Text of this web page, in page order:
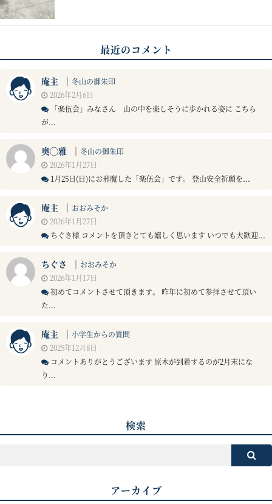
最近のコメント
庵主 ｜ 冬山の御朱印
2026年2月6日
「楽伍会」みなさん 山の中を楽しそうに歩かれる姿に こちら
が...
奥◯雅 ｜ 冬山の御朱印
2026年1月27日
1月25日(日)にお邪魔した「楽伍会」です。 登山安全祈願を...
庵主 ｜ おおみそか
2026年1月27日
ちぐさ様 コメントを頂きとても嬉しく思います いつでも大歓迎...
ちぐさ ｜ おおみそか
2026年1月17日
初めてコメントさせて頂きます。 昨年に初めて参拝させて頂い
た...
庵主 ｜ 小学生からの質問
2025年12月8日
コメントありがとうございます 原木が到着するのが2月末にな
り...
検索
アーカイブ